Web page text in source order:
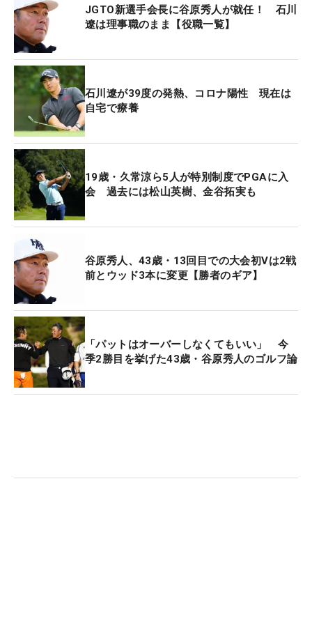
JGTO新選手会長に谷原秀人が就任！ 石川
遼は理事職のまま【役職一覧】
石川遼が39度の発熱、コロナ陽性 現在は
自宅で療養
19歳・久常涼ら5人が特別制度でPGAに入
会 過去には松山英樹、金谷拓実も
谷原秀人、43歳・13回目での大会初Vは2戦
前とウッド3本に変更【勝者のギア】
「パットはオーバーしなくてもいい」 今
季2勝目を挙げた43歳・谷原秀人のゴルフ論